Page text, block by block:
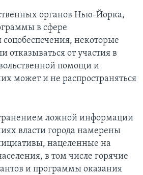
органов Нью-Йорка,
в сфере
некоторые
от участия в
помощи и
может и не распространяться
ложной информации
власти города намерены
нацеленные на
в том числе горячие
и программы оказания